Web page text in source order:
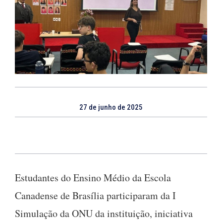
27 de junho de 2025
Estudantes do Ensino Médio da Escola
Canadense de Brasília participaram da I
Simulação da ONU da instituição, iniciativa